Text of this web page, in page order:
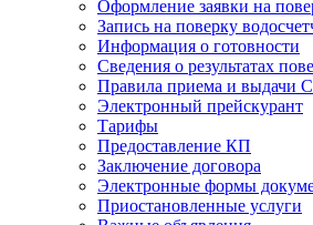
Оформление заявки на
Запись на поверку
Информация о готовности
Сведения о результатах
Правила приема и выдачи
Электронный прейскурант
Тарифы
Предоставление КП
Заключение договора
Электронные формы
Приостановленные услуги